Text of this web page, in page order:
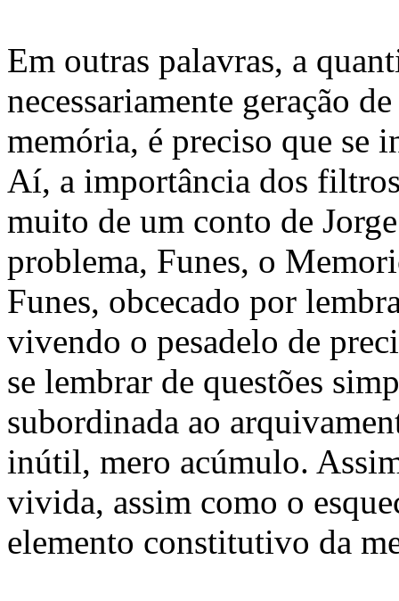
Em outras palavras, a
necessariamente geração
memória, é preciso que se
Aí, a importância dos
muito de um conto de
problema, Funes, o
Funes, obcecado por
vivendo o pesadelo de
se lembrar de questões
subordinada ao
inútil, mero acúmulo.
vivida, assim como o
elemento constitutivo da